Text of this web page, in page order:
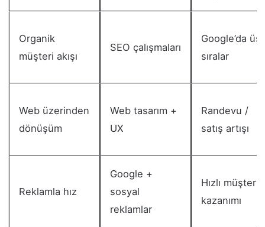
Organik
müşteri akışı
SEO çalışmaları
Google’da üst
sıralar
Web üzerinden
dönüşüm
Web tasarım +
UX
Randevu /
satış artışı
Reklamla hız
Google +
sosyal
reklamlar
Hızlı müşteri
kazanımı